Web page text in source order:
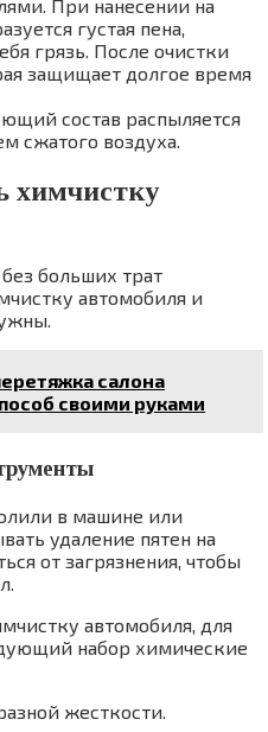
При нанесении на
густая пена,
грязь. После очистки
защищает долгое время
состав распыляется
сжатого воздуха.
химчистку
больших трат
автомобиля и
салона
своими руками
в машине или
удаление пятен на
от загрязнения, чтобы
автомобиля, для
набор химические
жесткости.